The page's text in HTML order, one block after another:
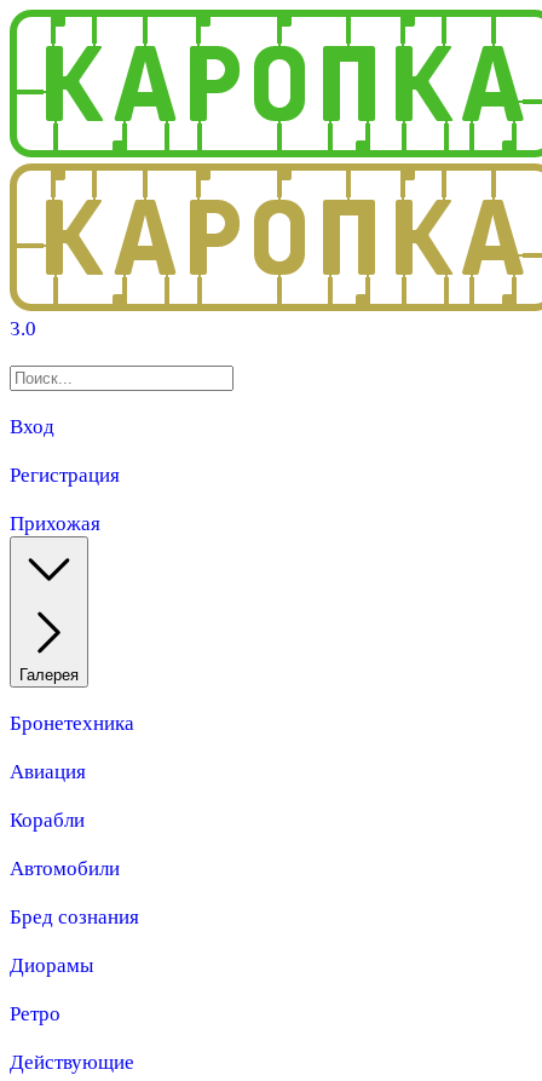
3.0
Вход
Регистрация
Прихожая
Галерея
Бронетехника
Авиация
Корабли
Автомобили
Бред сознания
Диорамы
Ретро
Действующие